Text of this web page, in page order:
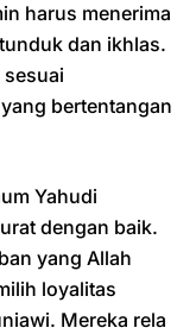
harus menerima
dan ikhlas.
bertentangan
Yahudi
dengan baik.
yang Allah
loyalitas
Mereka rela